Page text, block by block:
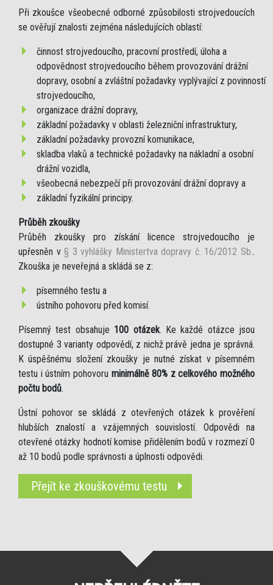
Při zkoušce všeobecné odborné způsobilosti strojvedoucích
se ověřují znalosti zejména následujících oblastí:
činnost strojvedoucího, pracovní prostředí, úloha a
odpovědnost strojvedoucího během provozování drážní
dopravy, osobní a zvláštní požadavky vyplývající z povinností
strojvedoucího,
organizace drážní dopravy,
základní požadavky v oblasti železniční infrastruktury,
základní požadavky provozní komunikace,
skladba vlaků a technické požadavky na nákladní a osobní
drážní vozidla,
všeobecná nebezpečí při provozování drážní dopravy a
základní fyzikální principy.
Průběh zkoušky
Průběh zkoušky pro získání licence strojvedoucího je
upřesněn v § 3 vyhlášky Ministertva dopravy č. 16/2012 Sb..
Zkouška je neveřejná a skládá se z:
písemného testu a
ústního pohovoru před komisí.
Písemný test obsahuje 100 otázek. Ke každé otázce jsou
dostupné 3 varianty odpovědí, z nichž právě jedna je správná.
K úspěšnému složení zkoušky je nutné získat v písemném
testu i ústním pohovoru minimálně 80% z celkového možného
počtu bodů.
Ústní pohovor se skládá z otevřených otázek k prověření
hlubších znalostí a vzájemných souvislostí. Odpovědi na
otevřené otázky hodnotí komise přidělením bodů v rozmezí 0
až 10 bodů podle správnosti a úplnosti odpovědi.
Přejít ke zkouškovému testu